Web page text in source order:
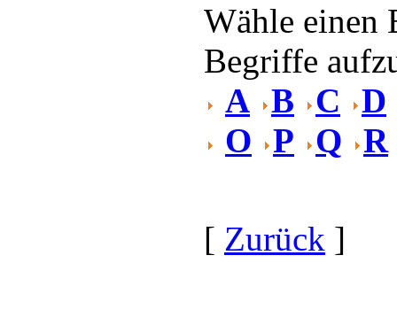
Wähle einen
Begriffe
A B C
D
O P Q R
[ Zurück ]